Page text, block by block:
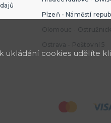
Plzeň - Náměstí
Olomouc -
Ostrava - Poštovní 5
ukládání cookies udělíte